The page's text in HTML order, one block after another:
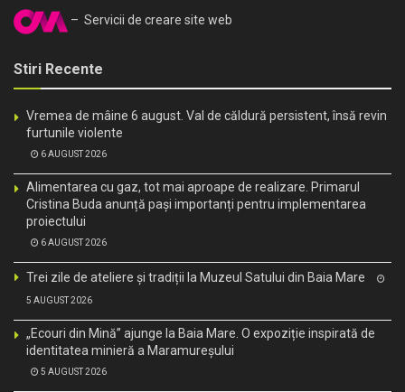
– Servicii de creare site web
Stiri Recente
Vremea de mâine 6 august. Val de căldură persistent, însă revin
furtunile violente
6 AUGUST 2026
Alimentarea cu gaz, tot mai aproape de realizare. Primarul
Cristina Buda anunță pași importanți pentru implementarea
proiectului
6 AUGUST 2026
Trei zile de ateliere și tradiții la Muzeul Satului din Baia Mare
5 AUGUST 2026
„Ecouri din Mină” ajunge la Baia Mare. O expoziție inspirată de
identitatea minieră a Maramureșului
5 AUGUST 2026